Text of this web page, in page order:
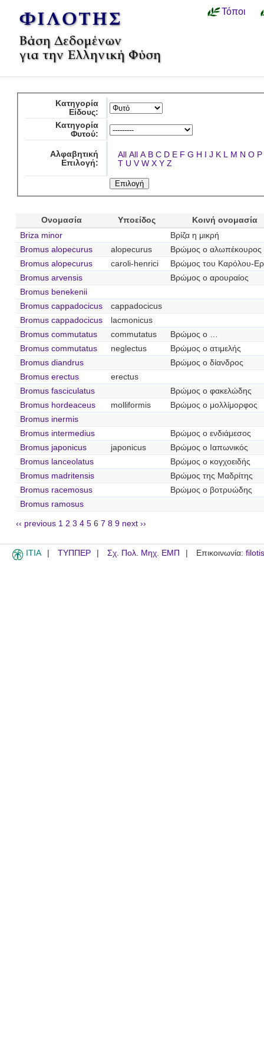
Τόποι
Κατηγορία
Είδους:
Κατηγορία
Φυτού:
Αλφαβητική
Επιλογή:
All All A B C D E F G H I J K L M N O P
T U V W X Y Z
Ονομασία Υποείδος
Κοινή ονομασία
Briza minor
Βρίζα η μικρή
Bromus alopecurus
alopecurus
Βρώμος ο αλωπέκουρος
Bromus alopecurus
caroli-henrici
Βρώμος του Καρόλου-
Bromus arvensis
Βρώμος ο αρουραίος
Bromus benekenii
Bromus cappadocicus
cappadocicus
Bromus cappadocicus
lacmonicus
Bromus commutatus
commutatus
Βρώμος ο …
Bromus commutatus
neglectus
Βρώμος ο ατιμελής
Bromus diandrus
Βρώμος ο δίανδρος
Bromus erectus
erectus
Bromus fasciculatus
Βρώμος ο φακελώδης
Bromus hordeaceus
molliformis
Βρώμος ο μολλίμορφος
Bromus inermis
Bromus intermedius
Βρώμος ο ενδιάμεσος
Bromus japonicus
japonicus
Βρώμος ο Ιαπωνικός
Bromus lanceolatus
Βρώμος ο κογχοειδής
Bromus madritensis
Βρώμος της Μαδρίτης
Bromus racemosus
Βρώμος ο βοτρυώδης
Bromus ramosus
‹‹ previous 1 2 3 4 5 6 7 8 9 next ››
ITIA ΤΥΠΠΕΡ Σχ. Πολ. Μηχ. ΕΜΠ Επικοινωνία: